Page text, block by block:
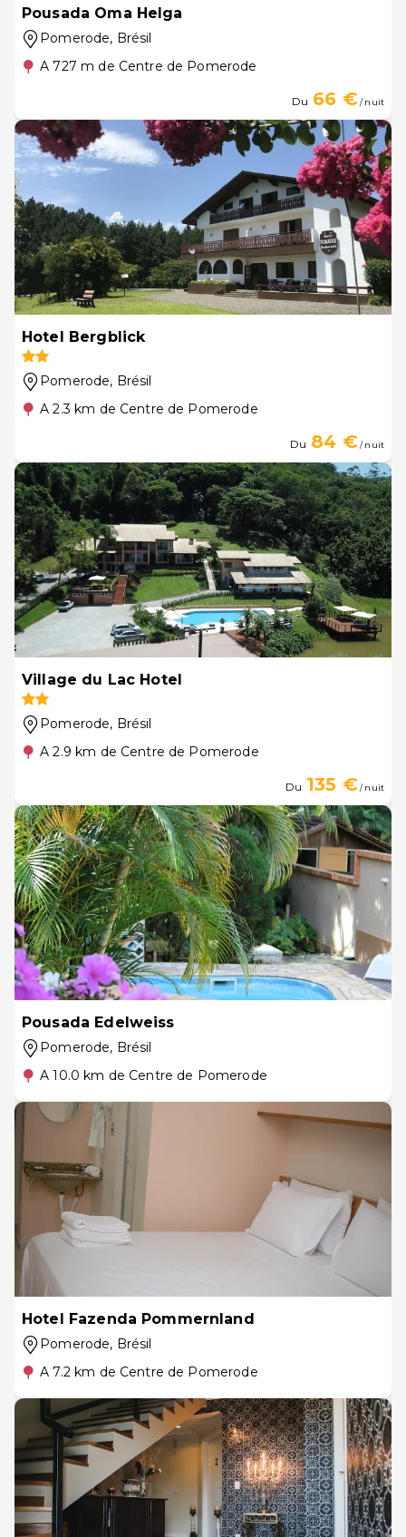
Pousada Oma Helga
Pomerode, Brésil
A 727 m de Centre de Pomerode
Du 66 €/ nuit
Hotel Bergblick
Pomerode, Brésil
A 2.3 km de Centre de Pomerode
Du 84 €/ nuit
Village du Lac Hotel
Pomerode, Brésil
A 2.9 km de Centre de Pomerode
Du 135 €/ nuit
Pousada Edelweiss
Pomerode, Brésil
A 10.0 km de Centre de Pomerode
Hotel Fazenda Pommernland
Pomerode, Brésil
A 7.2 km de Centre de Pomerode